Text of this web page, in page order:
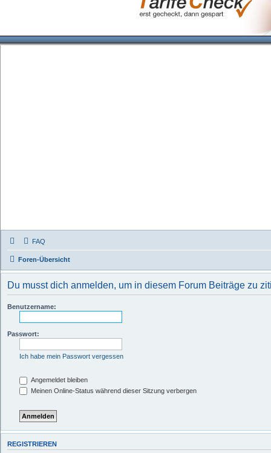
FAQ
Foren-Übersicht
Du musst dich anmelden, um in diesem Forum Beiträge zu
Benutzername:
Passwort:
Ich habe mein Passwort vergessen
Angemeldet bleiben
Meinen Online-Status während dieser Sitzung verbergen
REGISTRIEREN